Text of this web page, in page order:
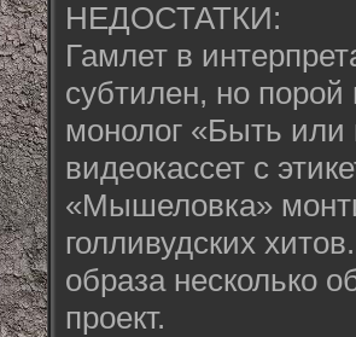
НЕДОСТАТКИ:
Гамлет в
субтилен, но
монолог «Быть или
видеокассет с
«Мышеловка»
голливудских
образа несколько
проект.